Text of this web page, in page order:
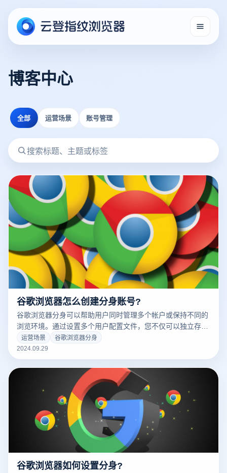
博客中心
全部 运营场景 账号管理
谷歌浏览器怎么创建分身账号?
谷歌浏览器分身可以帮助用户同时管理多个帐户或保持不同的
浏览环境。通过设置多个用户配置文件，您不仅可以独立存储
自己的笔记、历史记录和设置，还可以在不影响其他对话的情
况下轻松转换不同的帐户。这对于需要单独在操作和个人生活
中使用的用户尤为重要。接下来，我们将详细介绍如何在谷歌
浏览器中建立单独的帐户，以便更高效地组织和使用不同的浏
运营场景
谷歌浏览器分身
2024.09.29
谷歌浏览器如何设置分身?